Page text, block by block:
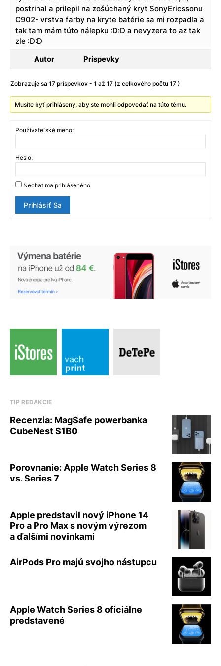
postrihal a prilepil na zošúchaný kryt SonyEricssonu
C902- vrstva farby na kryte batérie sa mi rozpadla a
tak tam mám túto nálepku :D:D a nevyzera to az tak
zle :D:D
Autor
Príspevky
Zobrazuje sa 17 príspevkov - 1 až 17 (z celkového počtu 17 )
Musíte byť prihlásený, aby ste mohli odpovedať na túto tému.
Používateľské meno:
Heslo:
Nechať ma prihláseného
Prihlásiť Sa
TIP REDAKCIE
Recenzia: MagSafe powerbanka
CubeNest S1B0
Porovnanie: Apple Watch Series 8
vs. Series 7
Apple predstavil nový iPhone 14
Pro a Pro Max s novým výrezom
a ďalšími novinkami
AirPods Pro majú svojho nástupcu
Apple Watch Series 8 oficiálne
predstavené